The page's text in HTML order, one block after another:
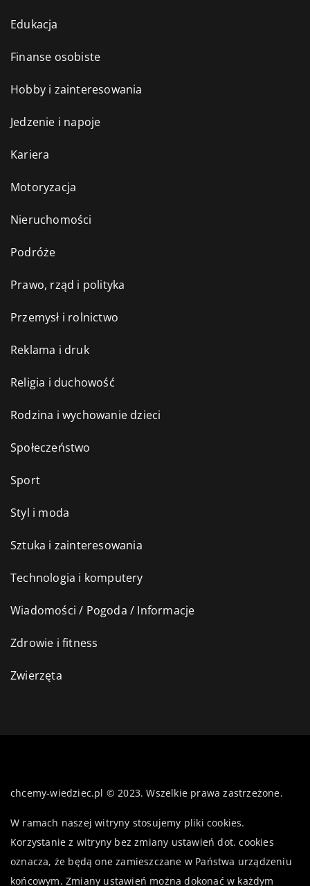
Edukacja
Finanse osobiste
Hobby i zainteresowania
Jedzenie i napoje
Kariera
Motoryzacja
Nieruchomości
Podróże
Prawo, rząd i polityka
Przemysł i rolnictwo
Reklama i druk
Religia i duchowość
Rodzina i wychowanie dzieci
Społeczeństwo
Sport
Styl i moda
Sztuka i zainteresowania
Technologia i komputery
Wiadomości / Pogoda / Informacje
Zdrowie i fitness
Zwierzęta
chcemy-wiedziec.pl © 2023. Wszelkie prawa zastrzeżone.
W ramach naszej witryny stosujemy pliki cookies.
Korzystanie z witryny bez zmiany ustawień dot. cookies
oznacza, że będą one zamieszczane w Państwa urządzeniu
końcowym. Zmiany ustawień można dokonać w każdym